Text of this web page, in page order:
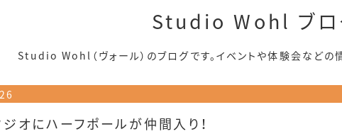
産後リカバリーピラティス メノポーズピラティス
Studio Wohl ブロ
Studio Wohl（ヴォール）のブログです。イベントや体験会などの
オにハーフポールが仲間入り！